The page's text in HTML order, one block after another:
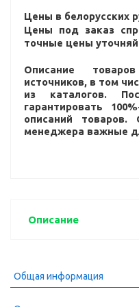
Цены в белорусских
Цены под заказ
точные цены
Описание
источников, в том
из каталогов.
гарантировать
описаний товаров.
менеджера важные
Описание
Общая информация